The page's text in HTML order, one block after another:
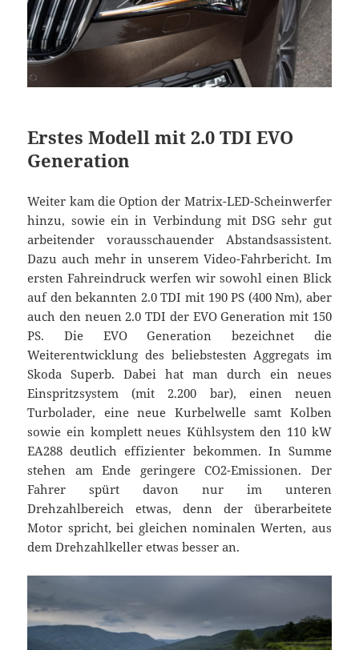
Erstes Modell mit 2.0 TDI EVO
Generation
Weiter kam die Option der Matrix-LED-Scheinwerfer
hinzu, sowie ein in Verbindung mit DSG sehr gut
arbeitender vorausschauender Abstandsassistent.
Dazu auch mehr in unserem Video-Fahrbericht. Im
ersten Fahreindruck werfen wir sowohl einen Blick
auf den bekannten 2.0 TDI mit 190 PS (400 Nm), aber
auch den neuen 2.0 TDI der EVO Generation mit 150
PS. Die EVO Generation bezeichnet die
Weiterentwicklung des beliebstesten Aggregats im
Skoda Superb. Dabei hat man durch ein neues
Einspritzsystem (mit 2.200 bar), einen neuen
Turbolader, eine neue Kurbelwelle samt Kolben
sowie ein komplett neues Kühlsystem den 110 kW
EA288 deutlich effizienter bekommen. In Summe
stehen am Ende geringere CO2-Emissionen. Der
Fahrer spürt davon nur im unteren
Drehzahlbereich etwas, denn der überarbeitete
Motor spricht, bei gleichen nominalen Werten, aus
dem Drehzahlkeller etwas besser an.